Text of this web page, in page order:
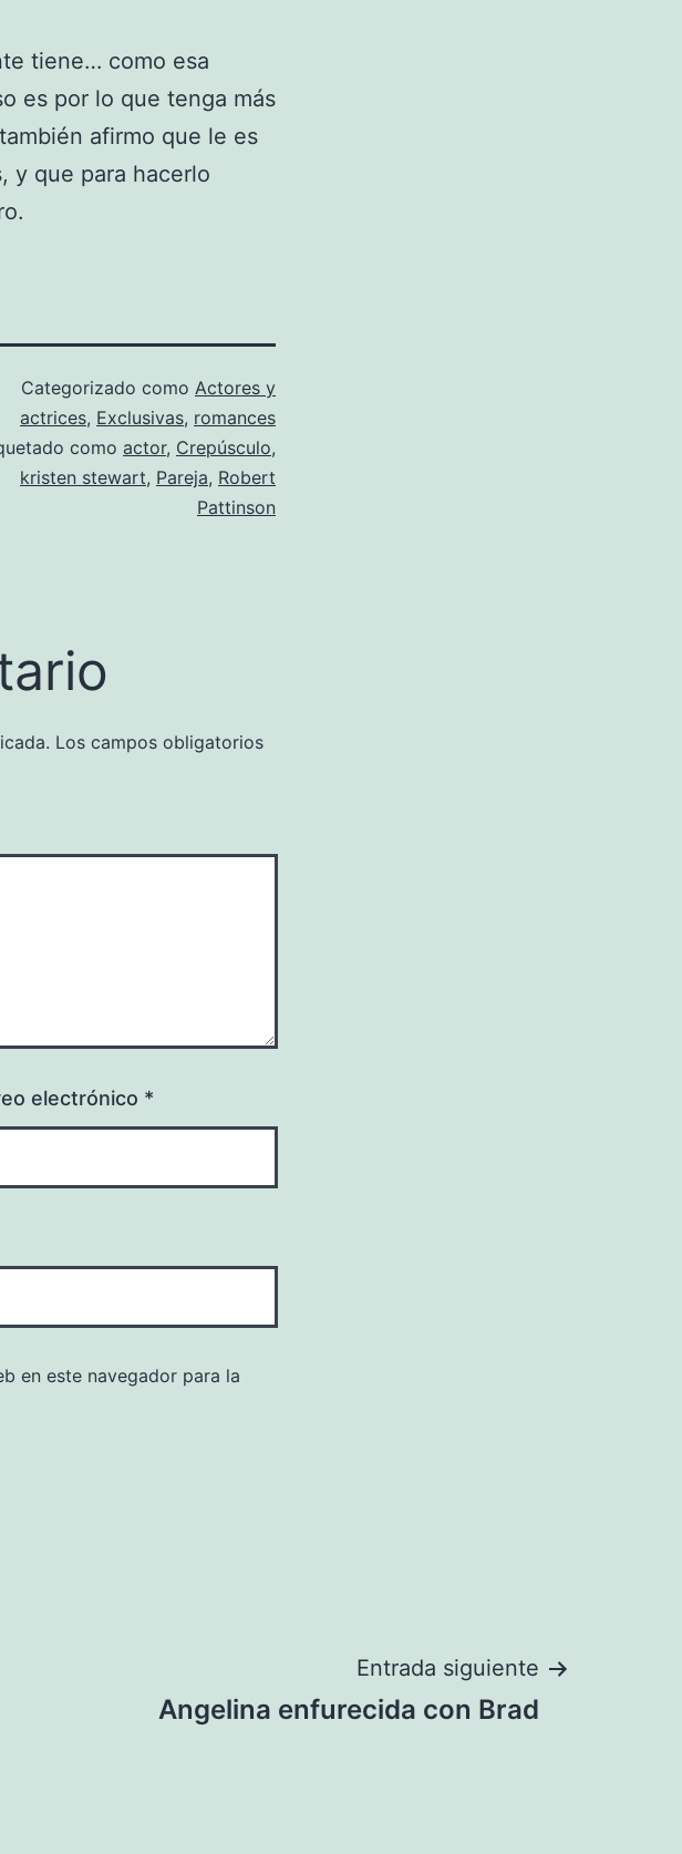
tiene… como esa
es por lo que tenga más
afirmo que le es
y que para hacerlo
Categorizado como Actores y
actrices, Exclusivas, romances
como actor, Crepúsculo,
kristen stewart, Pareja, Robert
Pattinson
Los campos obligatorios
electrónico *
en este navegador para la
Entrada siguiente
Angelina enfurecida con Brad